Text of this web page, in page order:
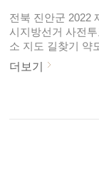
포털사이트에서
사전투표소를 찾
니다.본 투표는 6
행됩니다. 선거일
도 잘 치러졌으면
전북 진안군 2022
시지방선거 사전
소 지도 길찾기 약
(목)부터 제 8회 전
거 선거운동이 시
28일(토) 시간은
투표를 실시한다
더보기